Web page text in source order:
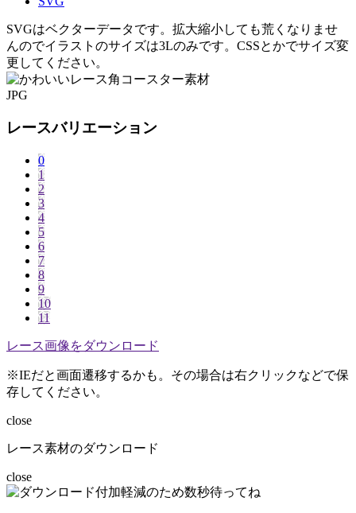
SVGはベクターデータです。拡大縮小しても荒くなりませ
んのでイラストのサイズは3Lのみです。CSSとかでサイズ変
更してください。
JPG
レースバリエーション
0
1
2
3
4
5
6
7
8
9
10
11
レース画像をダウンロード
※IEだと画面遷移するかも。その場合は右クリックなどで保
存してください。
close
レース素材のダウンロード
close